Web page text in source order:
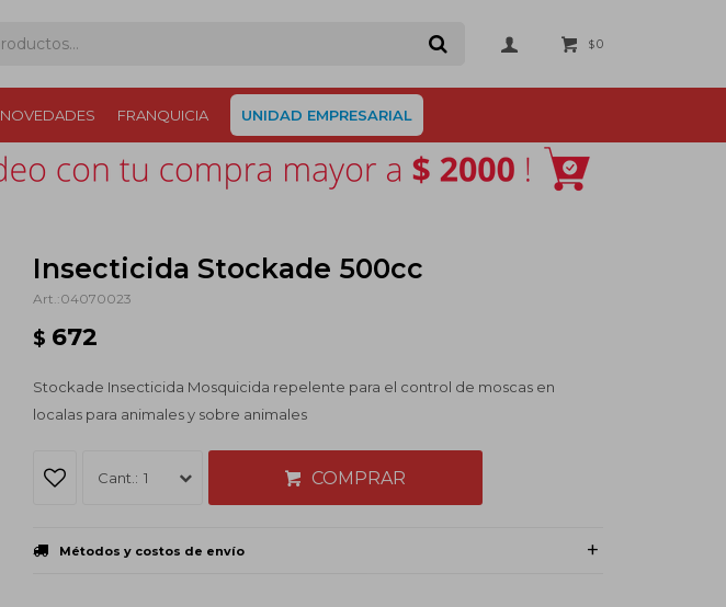
NOVEDADES FRANQUICIA UNIDAD EMPRESARIAL
$0
Insecticida Stockade 500cc
04070023
$ 672
Stockade Insecticida Mosquicida repelente para el control de moscas en
localas para animales y sobre animales
1 COMPRAR
Métodos y costos de envío